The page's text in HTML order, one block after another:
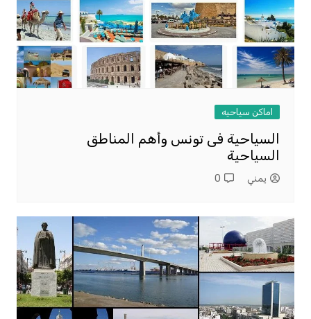
اماكن سياحيه
السياحية فى تونس وأهم المناطق
السياحية
يمني 0